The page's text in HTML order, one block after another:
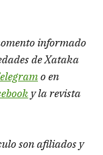
informado
de Xataka
o en
y la revista
son afiliados y